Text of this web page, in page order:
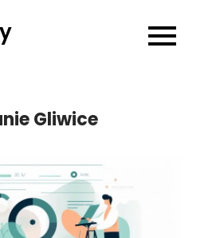
Gliwice